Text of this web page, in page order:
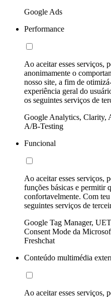
Google Ads
Performance
Ao aceitar esses serviços,
anonimamente o
nosso site, a fim de
experiência geral do
os seguintes serviços de
Google Analytics, Clarity,
A/B-Testing
Funcional
Ao aceitar esses serviços,
funções básicas e permitir
confortavelmente. Com
seguintes serviços de
Google Tag Manager,
Consent Mode da
Freshchat
Conteúdo multimédia
Ao aceitar esses serviços,